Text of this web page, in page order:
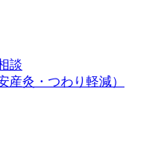
談
産灸・つわり軽減）